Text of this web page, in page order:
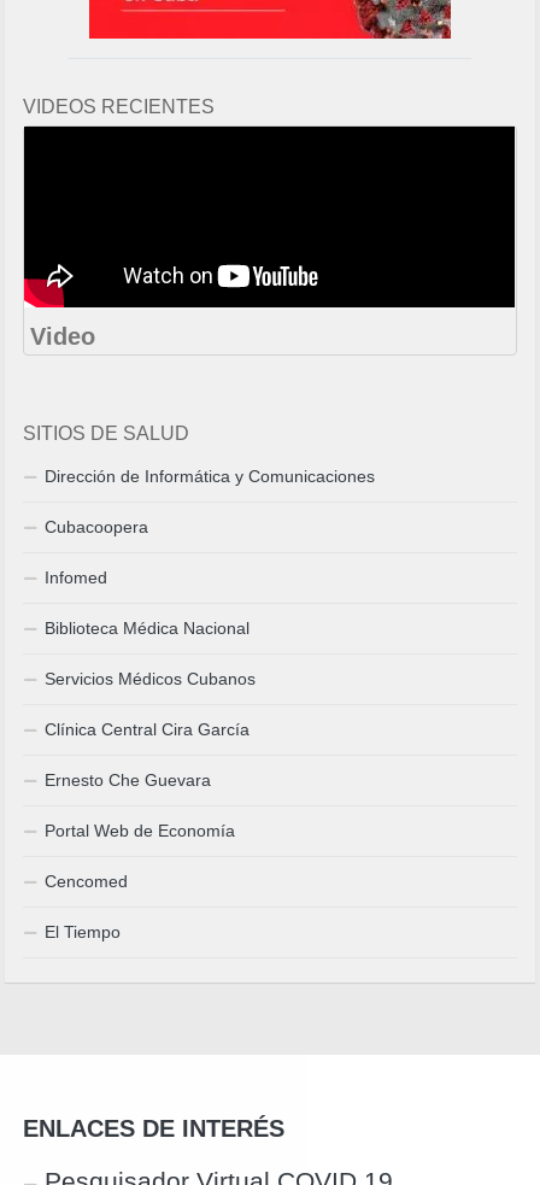
VIDEOS RECIENTES
Video
SITIOS DE SALUD
Dirección de Informática y Comunicaciones
Cubacoopera
Infomed
Biblioteca Médica Nacional
Servicios Médicos Cubanos
Clínica Central Cira García
Ernesto Che Guevara
Portal Web de Economía
Cencomed
El Tiempo
ENLACES DE INTERÉS